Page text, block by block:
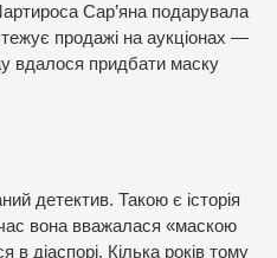
Сар’яна подарувала
продажі на аукціонах —
вдалося придбати маску
детектив. Такою є історія
вона вважалася «маскою
в діаспорі. Кілька років тому